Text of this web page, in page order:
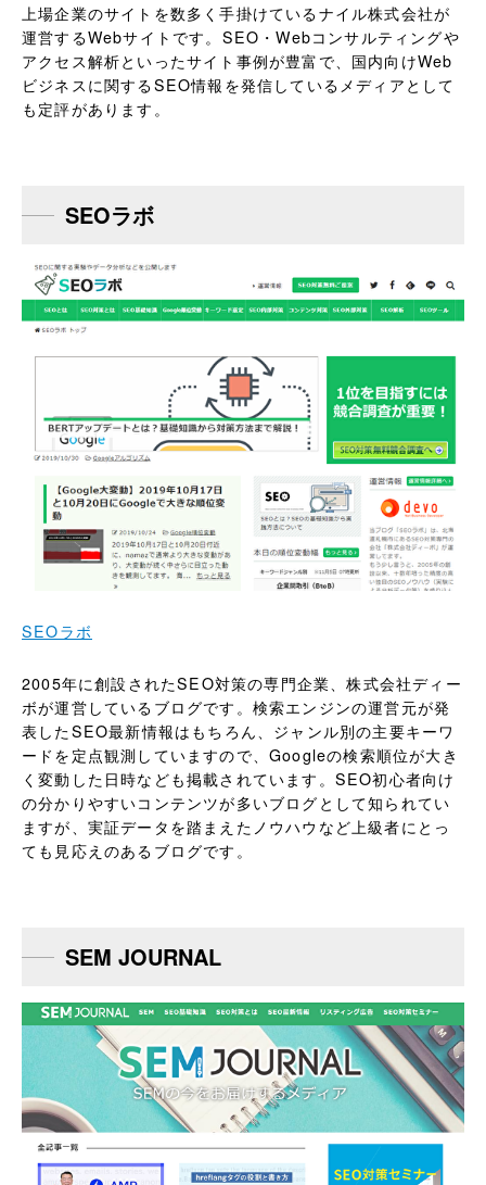
上場企業のサイトを数多く手掛けているナイル株式会社が
運営するWebサイトです。SEO・Webコンサルティングや
アクセス解析といったサイト事例が豊富で、国内向けWeb
ビジネスに関するSEO情報を発信しているメディアとして
も定評があります。
SEOラボ
SEOラボ
2005年に創設されたSEO対策の専門企業、株式会社ディー
ボが運営しているブログです。検索エンジンの運営元が発
表したSEO最新情報はもちろん、ジャンル別の主要キーワ
ードを定点観測していますので、Googleの検索順位が大き
く変動した日時なども掲載されています。SEO初心者向け
の分かりやすいコンテンツが多いブログとして知られてい
ますが、実証データを踏まえたノウハウなど上級者にとっ
ても見応えのあるブログです。
SEM JOURNAL